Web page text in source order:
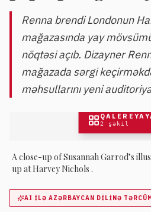
Renna brendi Londonun
mağazasında yay
nöqtəsi açıb. Dizayner
mağazada sərgi
məhsullarını yeni
2 şəkil
A close-up of Susannah Garrod’s
up at Harvey Nichols .
AI ILƏ AZƏRBAYCAN DILINƏ